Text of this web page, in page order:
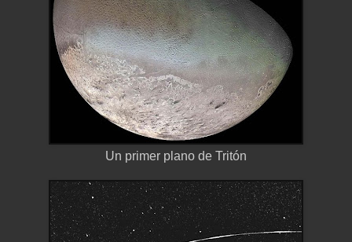
Un primer plano de Tritón